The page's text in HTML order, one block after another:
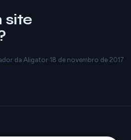
site
da Aligator·18 de novembro de 2017